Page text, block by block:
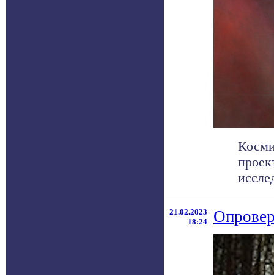
21.02.2023
18:24